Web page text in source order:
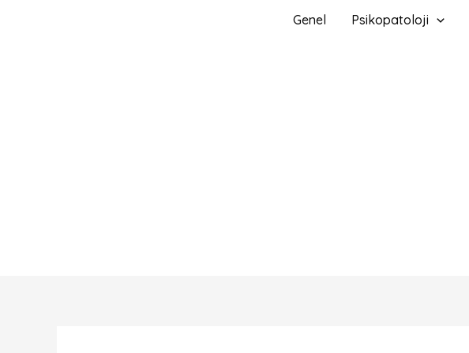
Genel Psikopatoloji